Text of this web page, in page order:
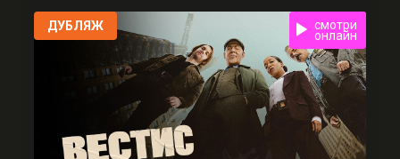
ДУБЛЯЖ смотри
онлайн